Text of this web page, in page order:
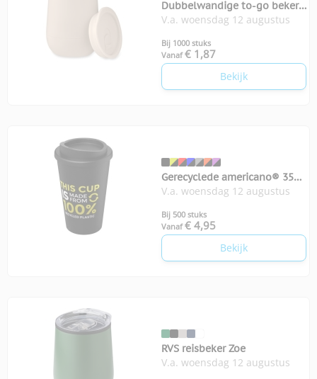
Dubbelwandige to-go beker
300 ml
V.a. woensdag 12 augustus
Bij 1000 stuks
Vanaf € 1,87
Bekijk
Gerecyclede americano® 350
ml geïsoleerde beker
V.a. woensdag 12 augustus
Bij 500 stuks
Vanaf € 4,95
Bekijk
RVS reisbeker Zoe
V.a. woensdag 12 augustus